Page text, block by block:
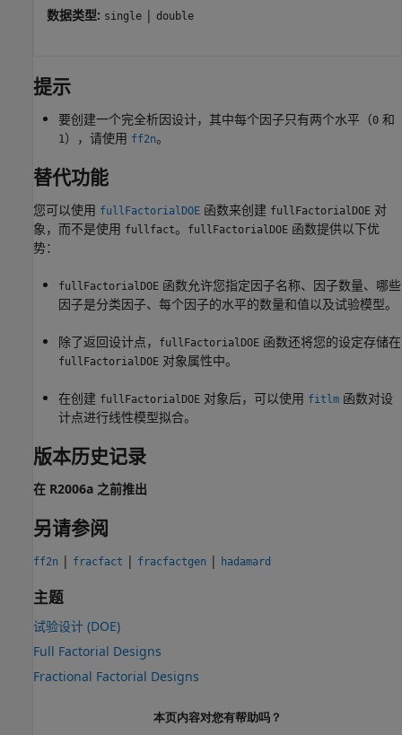
数据类型: single | double
提示
要创建一个完全析因设计，其中每个因子只有两个水平（0 和
1），请使用 ff2n。
替代功能
您可以使用 fullFactorialDOE 函数来创建 fullFactorialDOE 对
象，而不是使用 fullfact。 fullFactorialDOE 函数提供以下优
势：
fullFactorialDOE 函数允许您指定因子名称、因子数量、哪些
因子是分类因子、每个因子的水平的数量和值以及试验模型。
除了返回设计点， fullFactorialDOE 函数还将您的设定存储在
fullFactorialDOE 对象属性中。
在创建 fullFactorialDOE 对象后，可以使用 fitlm 函数对设
计点进行线性模型拟合。
版本历史记录
在 R2006a 之前推出
另请参阅
ff2n | fracfact | fracfactgen | hadamard
主题
试验设计 (DOE)
Full Factorial Designs
Fractional Factorial Designs
本页内容对您有帮助吗？